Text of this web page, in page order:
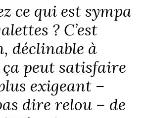
ce qui est sympa
? C’est
déclinable à
peut satisfaire
exigeant –
dire relou – de